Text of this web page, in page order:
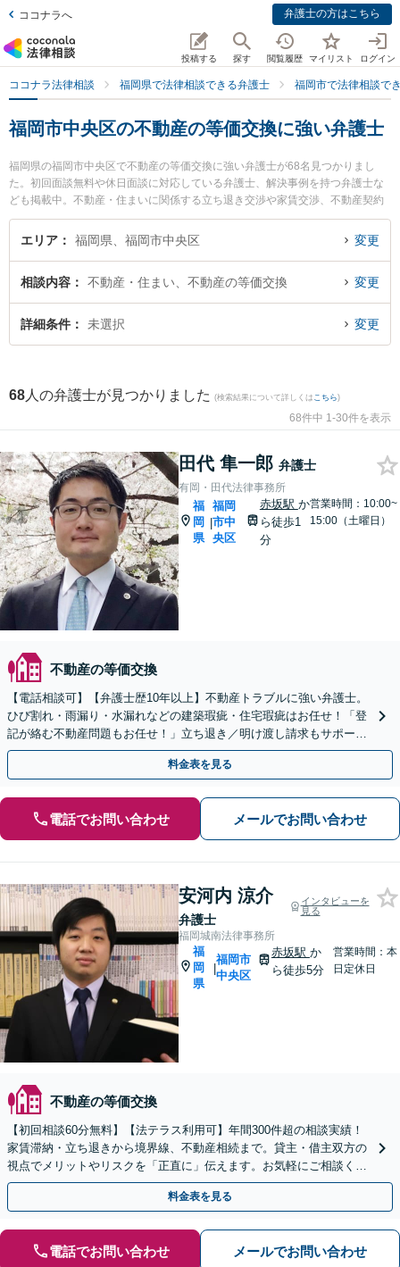
ココナラへ 弁護士の方はこちら
投稿する 探す 閲覧履歴 マイリスト ログイン
ココナラ法律相談 福岡県で法律相談できる弁護士 福岡市で法律相談で
福岡市中央区の不動産の等価交換に強い弁護士
福岡県の福岡市中央区で不動産の等価交換に強い弁護士が68名見つかりまし
た。初回面談無料や休日面談に対応している弁護士、解決事例を持つ弁護士な
ども掲載中。不動産・住まいに関係する立ち退き交渉や家賃交渉、不動産契約
解除等の細かな分野での絞り込み検索もでき便利です。特に有岡・田代法律事
務所の田代 隼一郎弁護士や福岡城南法律事務所の安河内 涼介弁護士、法律事務
のトラブルを今すぐに弁護士に相談したい』『不動産の等価交換のトラブル解
決の実績豊富な近くの弁護士を検索したい』『初回相談無料で不動産の等価交
換を法律相談できる福岡市中央区内の弁護士に相談予約したい』などでお困り
エリア 福岡県、福岡市中央区 変更
相談内容 不動産・住まい、不動産の等価交換 変更
詳細条件 未選択 変更
68 人の弁護士が見つかりました (検索結果について詳しくは こちら)
68件中 1-30件を表示
田代 隼一郎 弁護士
有岡・田代法律事務所
福
岡
県
|
福岡
市中
央区
赤坂駅 か
ら徒歩1
分
営業時間：10:00~
15:00（土曜日）
不動産の等価交換
【電話相談可】【弁護士歴10年以上】不動産トラブルに強い弁護士。
ひび割れ・雨漏り・水漏れなどの建築瑕疵・住宅瑕疵はお任せ！「登
記が絡む不動産問題もお任せ！」立ち退き／明け渡し請求もサポート
【夜間・休日面談可】【完全個室】【赤坂駅1分】
料金表を見る
電話でお問い合わせ メールでお問い合わせ
安河内 涼介
弁護士
インタビューを
見る
福岡城南法律事務所
福
岡
県
|
福岡市
中央区
赤坂駅 か
ら徒歩5分
営業時間：本
日定休日
不動産の等価交換
【初回相談60分無料】【法テラス利用可】年間300件超の相談実績！
家賃滞納・立ち退きから境界線、不動産相続まで。貸主・借主双方の
視点でメリットやリスクを「正直に」伝えます。お気軽にご相談くだ
さい。【赤坂駅徒歩5分】
料金表を見る
電話でお問い合わせ メールでお問い合わせ